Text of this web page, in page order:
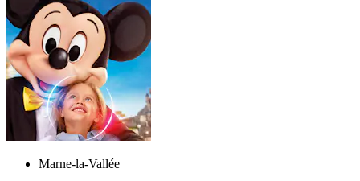
Marne-la-Vallée